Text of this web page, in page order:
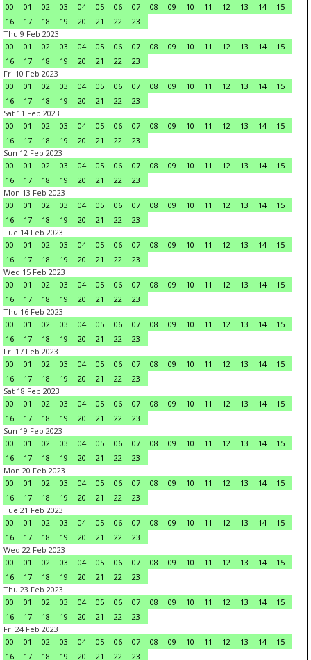
00
01 02 03 04 05 06 07 08 09 10 11 12 13 14
15
16
17 18 19 20 21 22
23
Thu 9 Feb 2023
00
01 02 03 04 05 06 07 08 09 10 11 12 13 14
15
16
17 18 19 20 21 22
23
Fri 10 Feb 2023
00
01 02 03 04 05 06 07 08 09 10 11 12 13 14
15
16
17 18 19 20 21 22
23
Sat 11 Feb 2023
00
01 02 03 04 05 06 07 08 09 10 11 12 13 14
15
16
17 18 19 20 21 22
23
Sun 12 Feb 2023
00
01 02 03 04 05 06 07 08 09 10 11 12 13 14
15
16
17 18 19 20 21 22
23
Mon 13 Feb 2023
00
01 02 03 04 05 06 07 08 09 10 11 12 13 14
15
16
17 18 19 20 21 22
23
Tue 14 Feb 2023
00
01 02 03 04 05 06 07 08 09 10 11 12 13 14
15
16
17 18 19 20 21 22
23
Wed 15 Feb 2023
00
01 02 03 04 05 06 07 08 09 10 11 12 13 14
15
16
17 18 19 20 21 22
23
Thu 16 Feb 2023
00
01 02 03 04 05 06 07 08 09 10 11 12 13 14
15
16
17 18 19 20 21 22
23
Fri 17 Feb 2023
00
01 02 03 04 05 06 07 08 09 10 11 12 13 14
15
16
17 18 19 20 21 22
23
Sat 18 Feb 2023
00
01 02 03 04 05 06 07 08 09 10 11 12 13 14
15
16
17 18 19 20 21 22
23
Sun 19 Feb 2023
00
01 02 03 04 05 06 07 08 09 10 11 12 13 14
15
16
17 18 19 20 21 22
23
Mon 20 Feb 2023
00
01 02 03 04 05 06 07 08 09 10 11 12 13 14
15
16
17 18 19 20 21 22
23
Tue 21 Feb 2023
00
01 02 03 04 05 06 07 08 09 10 11 12 13 14
15
16
17 18 19 20 21 22
23
Wed 22 Feb 2023
00
01 02 03 04 05 06 07 08 09 10 11 12 13 14
15
16
17 18 19 20 21 22
23
Thu 23 Feb 2023
00
01 02 03 04 05 06 07 08 09 10 11 12 13 14
15
16
17 18 19 20 21 22
23
Fri 24 Feb 2023
00
01 02 03 04 05 06 07 08 09 10 11 12 13 14
15
16
17 18 19 20 21 22
23